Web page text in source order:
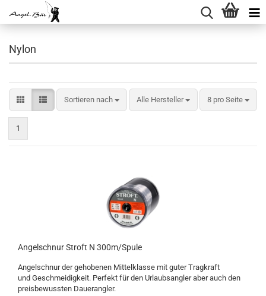
Nylon
Sortieren nach
Sortieren nach Alle Hersteller 8 pro Seite
pro Seite
1
Angelschnur Stroft N 300m/Spule
Angelschnur der gehobenen Mittelklasse mit guter Tragkraft
und Geschmeidigkeit. Perfekt für den Urlaubsangler aber auch den
preisbewussten Dauerangler.